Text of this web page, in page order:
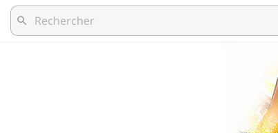
search